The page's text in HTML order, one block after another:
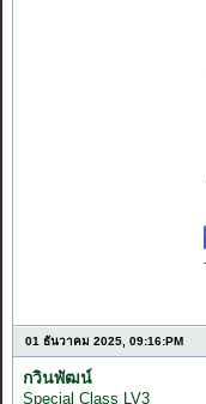
01 ธันวาคม 2025, 09:16:PM
กวินพัฒน์
Special Class LV3